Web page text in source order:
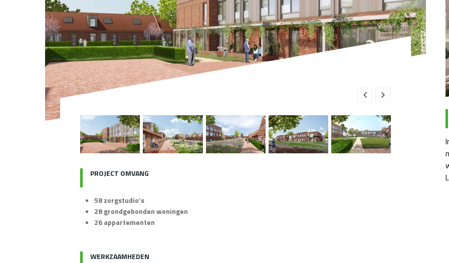
PROJECT OMVANG
58 zorgstudio’s
28 grondgebonden woningen
26 appartementen
WERKZAAMHEDEN